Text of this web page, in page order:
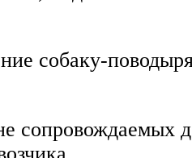
собаку-
сопровождаемых